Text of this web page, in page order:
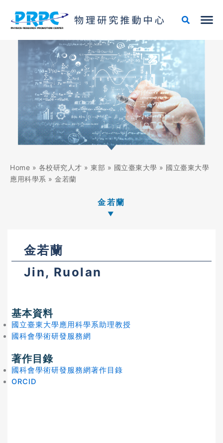
Home » 各校研究人才 » 東部 » 國立臺東大學 » 國立臺東大學
應用科學系 » 金若蘭
金若蘭
金若蘭
Jin, Ruolan
基本資料
國立臺東大學應用科學系助理教授
國科會學術研發服務網
著作目錄
國科會學術研發服務網著作目錄
ORCID